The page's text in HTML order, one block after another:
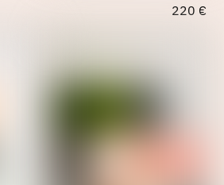
220 €